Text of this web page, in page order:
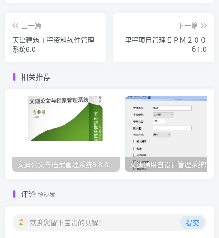
上一篇
天津建筑工程资料软件管理
系统6.0
下一篇
里程项目管理ＥＰＭ２００
６1.0
相关推荐
文迪公文与档案管理系统8.8.6 文迪通用自设计管理系统
评论 抢沙发
欢迎您留下宝贵的见解！ 提交